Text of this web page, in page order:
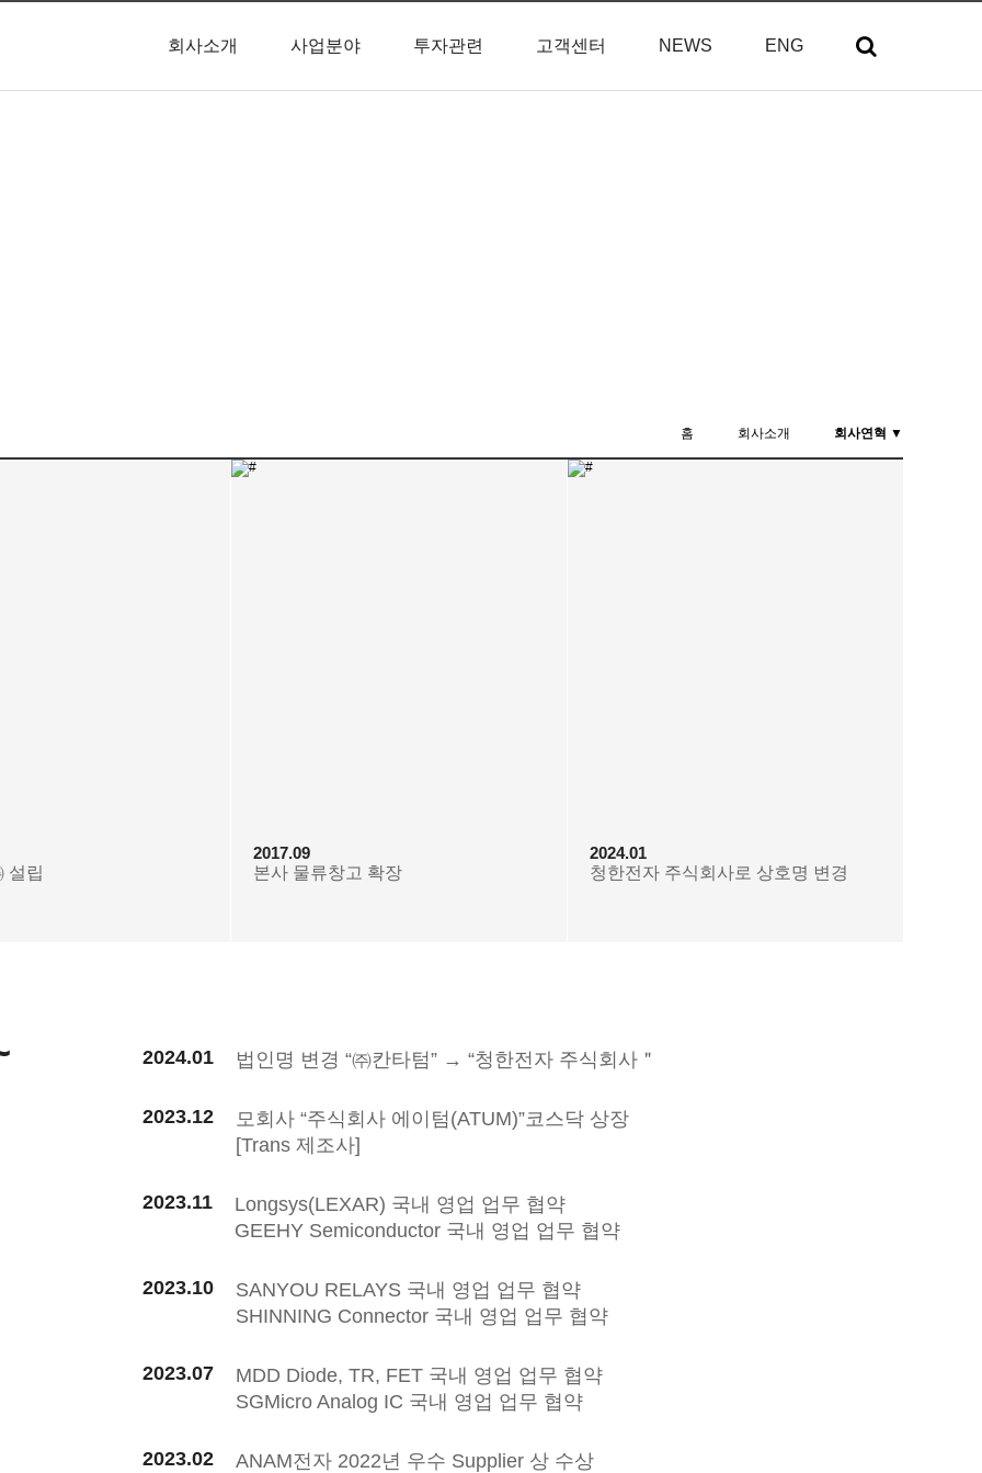
회사소개 사업분야 투자관련 고객센터 NEWS ENG
홈 회사소개 회사연혁 ▼
설립
2017.09
본사 물류창고 확장
2024.01
청한전자 주식회사로 상호명 변경
2024.01 법인명 변경 “㈜칸타텀” → “청한전자 주식회사＂
2023.12
모회사 “주식회사 에이텀(ATUM)”코스닥 상장
[Trans 제조사]
2023.11
Longsys(LEXAR) 국내 영업 업무 협약
GEEHY Semiconductor 국내 영업 업무 협약
2023.10
SANYOU RELAYS 국내 영업 업무 협약
SHINNING Connector 국내 영업 업무 협약
2023.07
MDD Diode, TR, FET 국내 영업 업무 협약
SGMicro Analog IC 국내 영업 업무 협약
2023.02 ANAM전자 2022년 우수 Supplier 상 수상